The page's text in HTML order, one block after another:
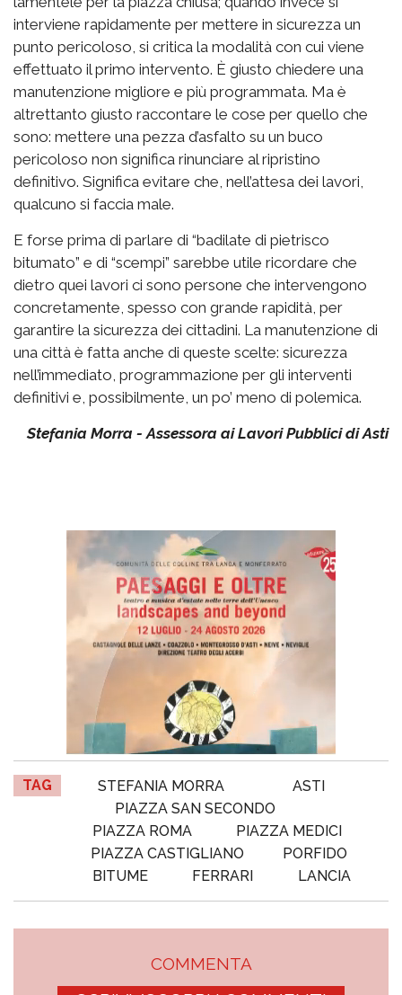
interviene rapidamente per mettere in sicurezza un
punto pericoloso, si critica la modalità con cui viene
effettuato il primo intervento. È giusto chiedere una
manutenzione migliore e più programmata. Ma è
altrettanto giusto raccontare le cose per quello che
sono: mettere una pezza d’asfalto su un buco
pericoloso non significa rinunciare al ripristino
definitivo. Significa evitare che, nell’attesa dei lavori,
qualcuno si faccia male.
E forse prima di parlare di “badilate di pietrisco
bitumato” e di “scempi” sarebbe utile ricordare che
dietro quei lavori ci sono persone che intervengono
concretamente, spesso con grande rapidità, per
garantire la sicurezza dei cittadini. La manutenzione di
una città è fatta anche di queste scelte: sicurezza
nell’immediato, programmazione per gli interventi
definitivi e, possibilmente, un po’ meno di polemica.
Stefania Morra - Assessora ai Lavori Pubblici di Asti
TAG STEFANIA MORRA
ASTI
PIAZZA SAN SECONDO
PIAZZA ROMA
PIAZZA MEDICI
PIAZZA CASTIGLIANO
PORFIDO
BITUME
FERRARI LANCIA
COMMENTA